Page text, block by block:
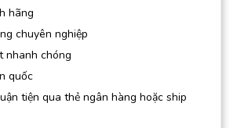
hãng
chuyên nghiệp
nhanh chóng
quốc
tiện qua thẻ ngân hàng hoặc ship